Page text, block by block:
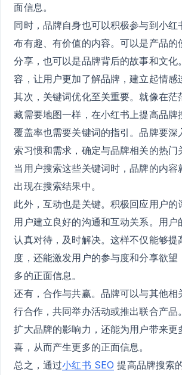
面信息。
同时，品牌自身也可以积极参与到小红
布有趣、有价值的内容。可以是产品的
分享，也可以是品牌背后的故事和文化
容，让用户更加了解品牌，建立起情感
其次，关键词优化至关重要。就像在茫
藏需要地图一样，在小红书上提高品牌
覆盖率也需要关键词的指引。品牌要深
索习惯和需求，确定与品牌相关的热门
当用户搜索这些关键词时，品牌的内容
出现在搜索结果中。
此外，互动也是关键。积极回应用户的
用户建立良好的沟通和互动关系。用户
认真对待，及时解决。这样不仅能够提
度，还能激发用户的参与度和分享欲望
多的正面信息。
还有，合作与共赢。品牌可以与其他相
行合作，共同举办活动或推出联合产品
扩大品牌的影响力，还能为用户带来更
喜，从而产生更多的正面信息。
总之，通过小红书 SEO 提高品牌搜索